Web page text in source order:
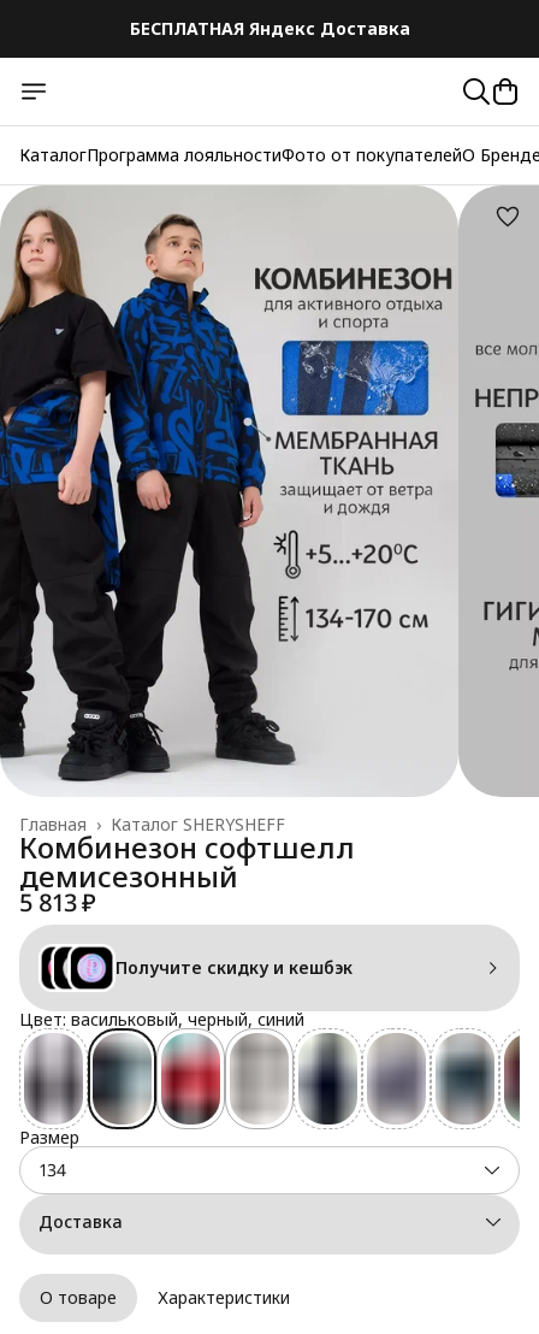
БЕСПЛАТНАЯ Яндекс Доставка
КаталогПрограмма лояльностиФото от покупателейО
Каталог SHERYSHEFF
Главная ›
Комбинезон софтшелл
демисезонный
5 813 ₽
Получите скидку и кешбэк
Цвет: васильковый, черный, синий
Размер
134
Доставка
О товаре Характеристики